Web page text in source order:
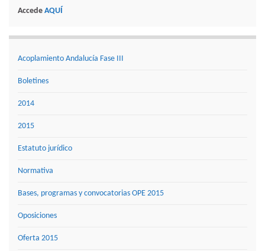
Accede AQUÍ
Acoplamiento Andalucía Fase III
Boletines
2014
2015
Estatuto jurídico
Normativa
Bases, programas y convocatorias OPE 2015
Oposiciones
Oferta 2015